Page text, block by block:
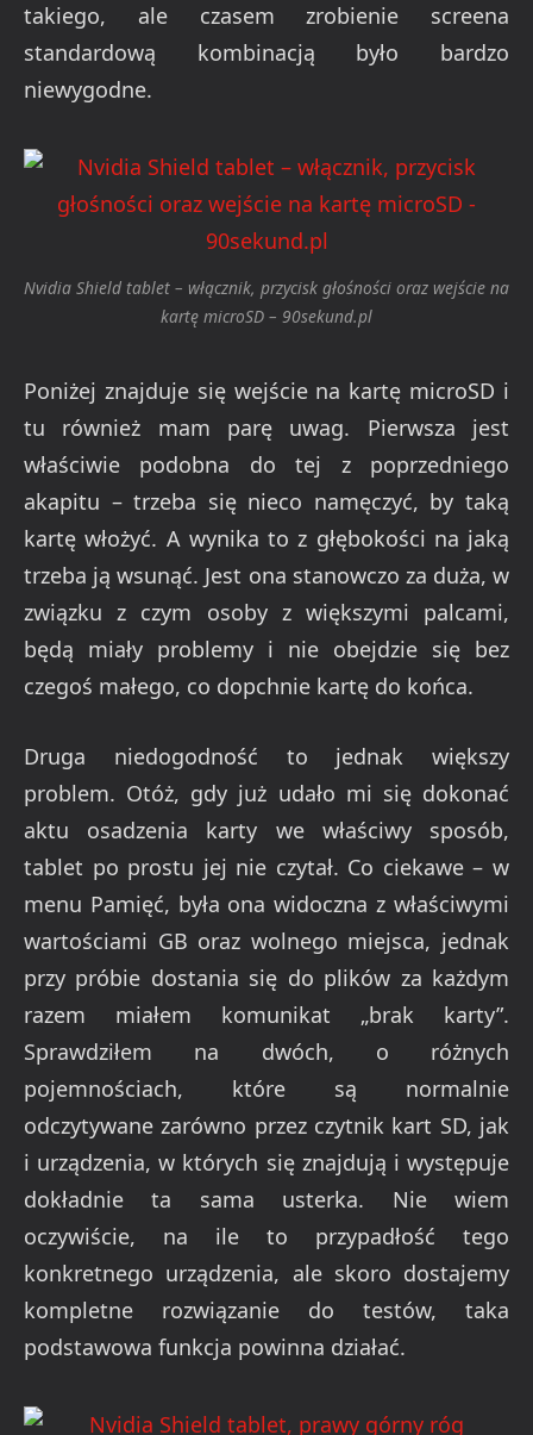
takiego, ale czasem zrobienie screena
standardową kombinacją było bardzo
niewygodne.
Nvidia Shield tablet – włącznik, przycisk głośności oraz wejście na
kartę microSD – 90sekund.pl
Poniżej znajduje się wejście na kartę microSD i
tu również mam parę uwag. Pierwsza jest
właściwie podobna do tej z poprzedniego
akapitu – trzeba się nieco namęczyć, by taką
kartę włożyć. A wynika to z głębokości na jaką
trzeba ją wsunąć. Jest ona stanowczo za duża, w
związku z czym osoby z większymi palcami,
będą miały problemy i nie obejdzie się bez
czegoś małego, co dopchnie kartę do końca.
Druga niedogodność to jednak większy
problem. Otóż, gdy już udało mi się dokonać
aktu osadzenia karty we właściwy sposób,
tablet po prostu jej nie czytał. Co ciekawe – w
menu Pamięć, była ona widoczna z właściwymi
wartościami GB oraz wolnego miejsca, jednak
przy próbie dostania się do plików za każdym
razem miałem komunikat „brak karty”.
Sprawdziłem na dwóch, o różnych
pojemnościach, które są normalnie
odczytywane zarówno przez czytnik kart SD, jak
i urządzenia, w których się znajdują i występuje
dokładnie ta sama usterka. Nie wiem
oczywiście, na ile to przypadłość tego
konkretnego urządzenia, ale skoro dostajemy
kompletne rozwiązanie do testów, taka
podstawowa funkcja powinna działać.